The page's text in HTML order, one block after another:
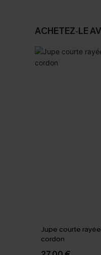
ACHETEZ‑LE
Jupe courte
cordon